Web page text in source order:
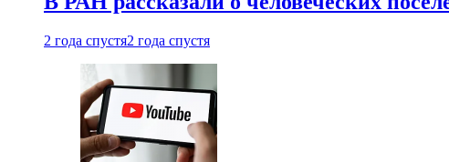
2 года спустя2 года спустя